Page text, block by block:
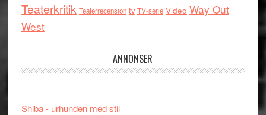
Teaterkritik Teaterrecension tv TV-serie Video Way Out
West
ANNONSER
Shiba - urhunden med stil